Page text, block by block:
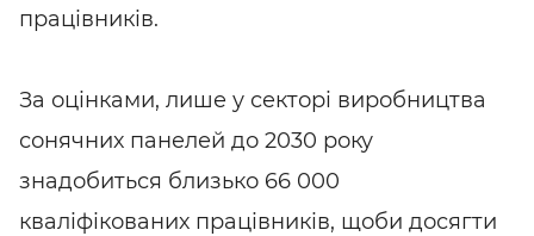
працівників.
За оцінками, лише у секторі виробництва
сонячних панелей до 2030 року
знадобиться близько 66 000
кваліфікованих працівників, щоби досягти